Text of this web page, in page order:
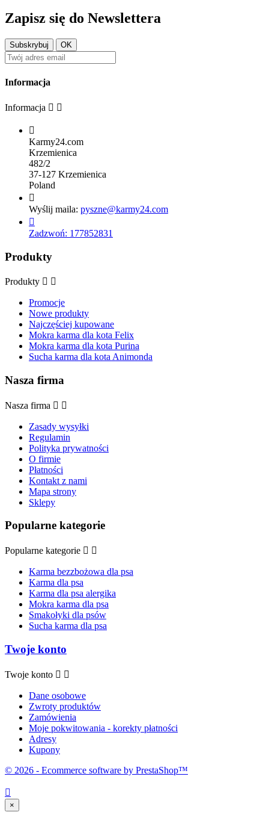
Zapisz się do Newslettera
Informacja
Informacja  

Karmy24.com
Krzemienica
482/2
37-127 Krzemienica
Poland

Wyślij maila: pyszne@karmy24.com

Zadzwoń: 177852831
Produkty
Produkty  
Promocje
Nowe produkty
Najczęściej kupowane
Mokra karma dla kota Felix
Mokra karma dla kota Purina
Sucha karma dla kota Animonda
Nasza firma
Nasza firma  
Zasady wysyłki
Regulamin
Polityka prywatności
O firmie
Płatności
Kontakt z nami
Mapa strony
Sklepy
Popularne kategorie
Popularne kategorie  
Karma bezzbożowa dla psa
Karma dla psa
Karma dla psa alergika
Mokra karma dla psa
Smakołyki dla psów
Sucha karma dla psa
Twoje konto
Twoje konto  
Dane osobowe
Zwroty produktów
Zamówienia
Moje pokwitowania - korekty płatności
Adresy
Kupony
© 2026 - Ecommerce software by PrestaShop™

×